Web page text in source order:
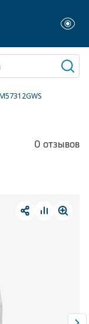
0 отзывов